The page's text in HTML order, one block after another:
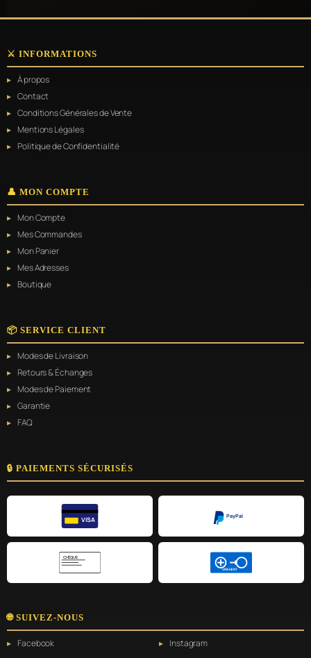
⚔️ INFORMATIONS
À propos
Contact
Conditions Générales de Vente
Mentions Légales
Politique de Confidentialité
👤 MON COMPTE
Mon Compte
Mes Commandes
Mon Panier
Mes Adresses
Boutique
📦 SERVICE CLIENT
Modes de Livraison
Retours & Échanges
Modes de Paiement
Garantie
FAQ
🔒 PAIEMENTS SÉCURISÉS
VISA
PayPal
CHÈQUE
VIREMENT
🌐 SUIVEZ-NOUS
Facebook Instagram